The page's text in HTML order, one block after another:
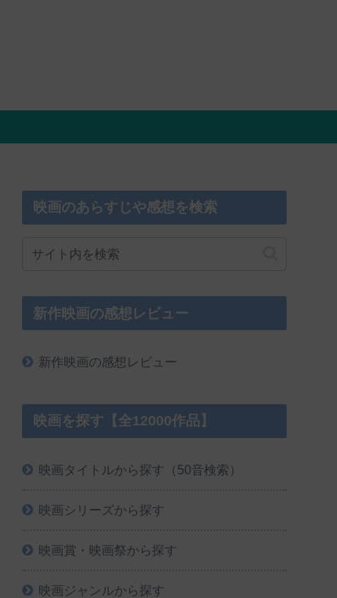
映画のあらすじや感想を検索
新作映画の感想レビュー
新作映画の感想レビュー
映画を探す【全12000作品】
映画タイトルから探す（50音検索）
映画シリーズから探す
映画賞・映画祭から探す
映画ジャンルから探す